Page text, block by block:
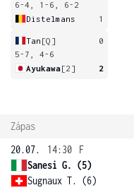
6-4, 1-6, 6-2
Distelmans
1
Tan [Q]
0
5-7, 4-6
Ayukawa[2] 2
Zápas
20.07.
14:30
F
Sanesi G. (5)
Sugnaux T. (6)